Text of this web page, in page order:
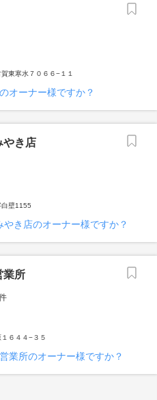
東寒水７０６６−１１
オーナー様ですか？
き店
白壁1155
き店のオーナー様ですか？
業所
６４４−３５
業所のオーナー様ですか？